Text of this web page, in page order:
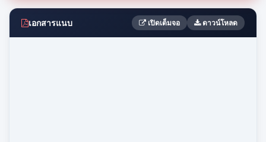
เอกสารแนบ เปิดเต็มจอ ดาวน์โหลด